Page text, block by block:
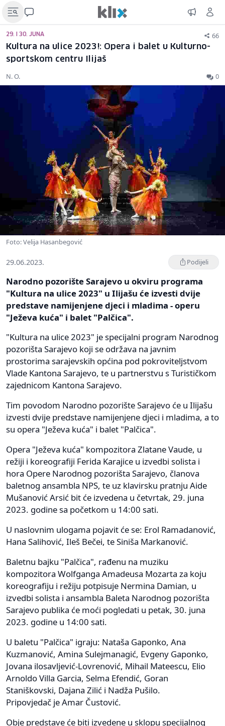
29. I 30. JUNA 66
Kultura na ulice 2023!: Opera i balet u Kulturno-
sportskom centru Ilijaš
N. O. 0
Foto: Velija Hasanbegović
29.06.2023. Podijeli
Narodno pozorište Sarajevo u okviru programa
"Kultura na ulice 2023" u Ilijašu će izvesti dvije
predstave namijenjene djeci i mladima - operu
"Ježeva kuća" i balet "Palčica".
"Kultura na ulice 2023" je specijalni program Narodnog
pozorišta Sarajevo koji se održava na javnim
prostorima sarajevskih općina pod pokroviteljstvom
Vlade Kantona Sarajevo, te u partnerstvu s Turističkom
zajednicom Kantona Sarajevo.
Tim povodom Narodno pozorište Sarajevo će u Ilijašu
izvesti dvije predstave namijenjene djeci i mladima, a to
su opera "Ježeva kuća" i balet "Palčica".
Opera "Ježeva kuća" kompozitora Zlatane Vaude, u
režiji i koreografiji Ferida Karajice u izvedbi solista i
hora Opere Narodnog pozorišta Sarajevo, članova
baletnog ansambla NPS, te uz klavirsku pratnju Aide
Mušanović Arsić bit će izvedena u četvrtak, 29. juna
2023. godine sa početkom u 14:00 sati.
U naslovnim ulogama pojavit će se: Erol Ramadanović,
Hana Salihović, Ileš Bečei, te Siniša Markanović.
Baletnu bajku "Palčica", rađenu na muziku
kompozitora Wolfganga Amadeusa Mozarta za koju
koreografiju i režiju potpisuje Nermina Damian, u
izvedbi solista i ansambla Baleta Narodnog pozorišta
Sarajevo publika će moći pogledati u petak, 30. juna
2023. godine u 14:00 sati.
U baletu "Palčica" igraju: Nataša Gaponko, Ana
Kuzmanović, Amina Sulejmanagić, Evgeny Gaponko,
Jovana ilosavljević-Lovrenović, Mihail Mateescu, Elio
Arnoldo Villa Garcia, Selma Efendić, Goran
Staniškovski, Dajana Zilić i Nadža Pušilo.
Pripovjedač je Amar Čustović.
Obje predstave će biti izvedene u sklopu specijalnog